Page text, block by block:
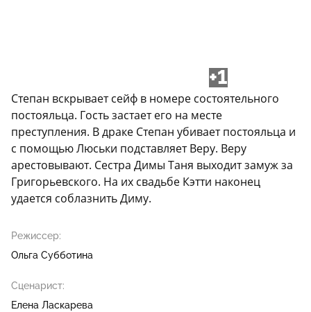
+1
Степан вскрывает сейф в номере состоятельного
постояльца. Гость застает его на месте
преступления. В драке Степан убивает постояльца и
с помощью Люськи подставляет Веру. Веру
арестовывают. Сестра Димы Таня выходит замуж за
Григорьевского. На их свадьбе Кэтти наконец
удается соблазнить Диму.
Режиссер:
Ольга Субботина
Сценарист:
Елена Ласкарева